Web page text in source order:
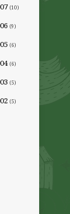
(10)
(9)
(6)
(6)
(5)
(5)